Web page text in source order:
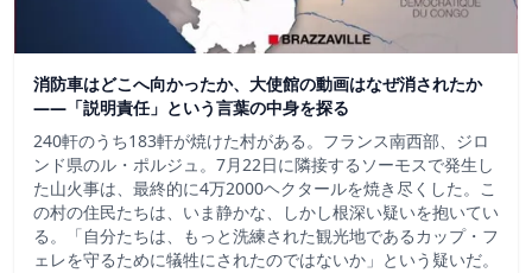
消防車はどこへ向かったか、大使館の動画はなぜ消されたか
——「説明責任」という言葉の中身を探る
240軒のうち183軒が焼けた村がある。フランス南西部、ジロ
ンド県のル・ポルジュ。7月22日に隣接するソーモスで発生し
た山火事は、最終的に4万2000ヘクタールを焼き尽くした。こ
の村の住民たちは、いま静かな、しかし根深い疑いを抱いてい
る。「自分たちは、もっと洗練された観光地であるカップ・フ
ェレを守るために犠牲にされたのではないか」という疑いだ。